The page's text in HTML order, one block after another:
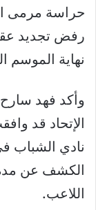
حراسة مرمى
رفض تجديد
نهاية الموسم
وأكد فهد سارح
الإتحاد قد
نادي الشباب
الكشف عن مدة
اللاعب.